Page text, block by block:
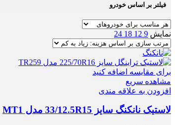
فیلتر بر اساس خودرو
نمایش 9
12
18
24
برای مقایسه اضافه کنید
مشاهده سریع
افزودن به علاقه مندی
لاستیک نانکنگ سایز 33/12.5R15 مدل MT1